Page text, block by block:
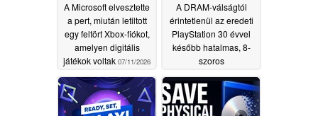
A Microsoft elvesztette
a pert, miután letiltott
egy feltört Xbox-fiókot,
amelyen digitális
játékok voltak 07/11/2026
A DRAM-válságtól
érintetlenül az eredeti
PlayStation 30 évvel
később hatalmas, 8-
szoros
kap07/10/2026